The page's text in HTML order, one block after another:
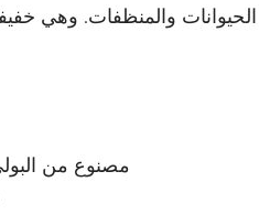
والمنظفات. وهي
مصنوع من